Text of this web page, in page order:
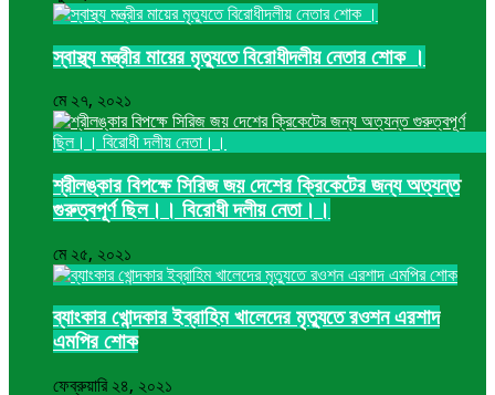
স্বাস্থ্য মন্ত্রীর মায়ের মৃত্যুতে বিরোধীদলীয় নেতার শোক ।
মে ২৭, ২০২১
শ্রীলঙ্কার বিপক্ষে সিরিজ জয় দেশের ক্রিকেটের জন্য অত্যন্ত
গুরুত্বপূর্ণ ছিল।। বিরোধী দলীয় নেতা।।
মে ২৫, ২০২১
ব্যাংকার খোন্দকার ইব্রাহিম খালেদের মৃত্যুতে রওশন এরশাদ
এমপির শোক
ফেব্রুয়ারি ২৪, ২০২১